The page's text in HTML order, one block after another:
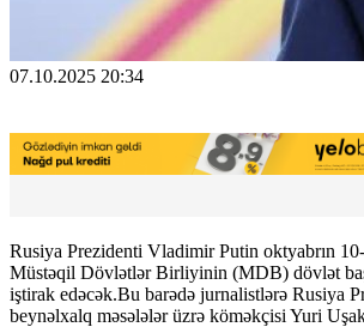
07.10.2025 20:34
Rusiya Prezidenti Vladimir Putin oktyabrın
Müstəqil Dövlətlər Birliyinin (MDB) dövlət
iştirak edəcək.Bu barədə jurnalistlərə Rusiya
beynəlxalq məsələlər üzrə köməkçisi Yuri